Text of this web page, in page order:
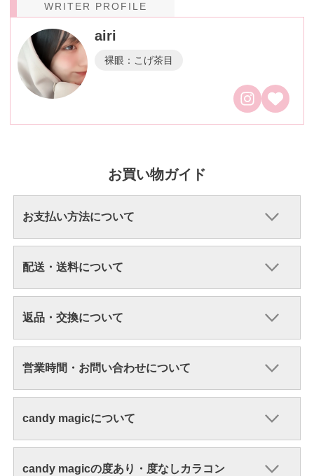
WRITER PROFILE
airi
裸眼：こげ茶目
お買い物ガイド
お支払い方法について
配送・送料について
返品・交換について
営業時間・お問い合わせについて
candy magicについて
candy magicの度あり・度なしカラコン